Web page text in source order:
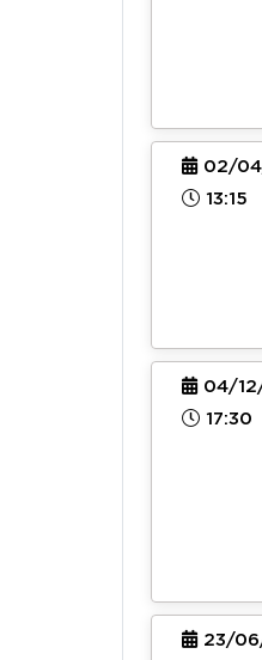
02/
13:15
04/
17:30
23/